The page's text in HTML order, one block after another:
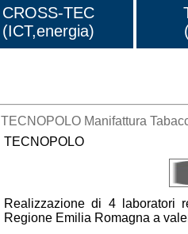
CROSS-TEC
(ICT,energia)
TECNOPOLO Manifattura
TECNOPOLO
Realizzazione di 4 laboratori
Regione Emilia Romagna a